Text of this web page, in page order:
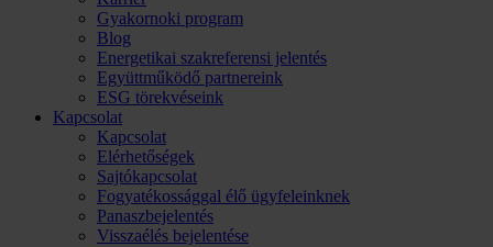
Gyakornoki program
Blog
Energetikai szakreferensi jelentés
Együttműködő partnereink
ESG törekvéseink
Kapcsolat
Kapcsolat
Elérhetőségek
Sajtókapcsolat
Fogyatékossággal élő ügyfeleinknek
Panaszbejelentés
Visszaélés bejelentése